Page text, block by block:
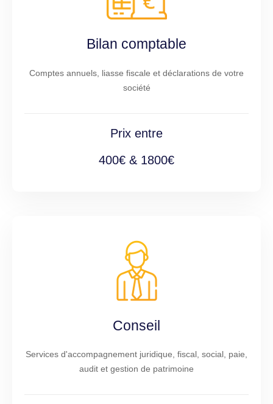
Bilan comptable
Comptes annuels, liasse fiscale et déclarations de votre
société
Prix entre
400€ & 1800€
Conseil
Services d'accompagnement juridique, fiscal, social, paie,
audit et gestion de patrimoine